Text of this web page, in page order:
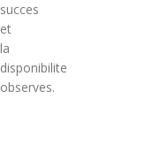
succes
et
la
disponibilite
observes.